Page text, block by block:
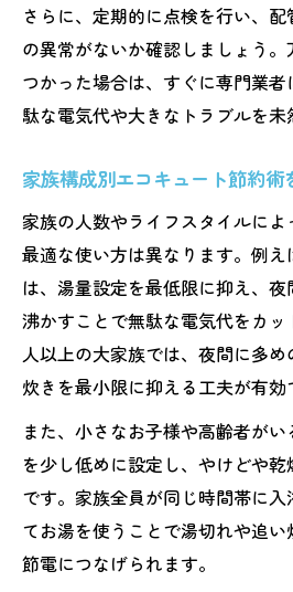
さらに、定期的に点検を行い、
の異常がないか確認しましょう
つかった場合は、すぐに専門業
駄な電気代や大きなトラブルを未
家族構成別エコキュート節約術
家族の人数やライフスタイルに
最適な使い方は異なります。例
は、湯量設定を最低限に抑え、
沸かすことで無駄な電気代をカ
人以上の大家族では、夜間に多
炊きを最小限に抑える工夫が有効
また、小さなお子様や高齢者が
を少し低めに設定し、やけどや
です。家族全員が同じ時間帯に
てお湯を使うことで湯切れや追い
節電につなげられます。